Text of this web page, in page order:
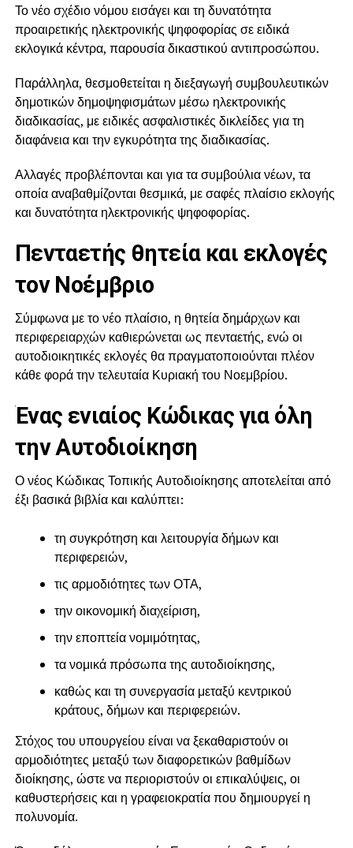
Το νέο σχέδιο νόμου εισάγει και τη δυνατότητα
προαιρετικής ηλεκτρονικής ψηφοφορίας σε ειδικά
εκλογικά κέντρα, παρουσία δικαστικού αντιπροσώπου.
Παράλληλα, θεσμοθετείται η διεξαγωγή συμβουλευτικών
δημοτικών δημοψηφισμάτων μέσω ηλεκτρονικής
διαδικασίας, με ειδικές ασφαλιστικές δικλείδες για τη
διαφάνεια και την εγκυρότητα της διαδικασίας.
Αλλαγές προβλέπονται και για τα συμβούλια νέων, τα
οποία αναβαθμίζονται θεσμικά, με σαφές πλαίσιο εκλογής
και δυνατότητα ηλεκτρονικής ψηφοφορίας.
Πενταετής θητεία και εκλογές
τον Νοέμβριο
Σύμφωνα με το νέο πλαίσιο, η θητεία δημάρχων και
περιφερειαρχών καθιερώνεται ως πενταετής, ενώ οι
αυτοδιοικητικές εκλογές θα πραγματοποιούνται πλέον
κάθε φορά την τελευταία Κυριακή του Νοεμβρίου.
Ένας ενιαίος Κώδικας για όλη
την Αυτοδιοίκηση
Ο νέος Κώδικας Τοπικής Αυτοδιοίκησης αποτελείται από
έξι βασικά βιβλία και καλύπτει:
τη συγκρότηση και λειτουργία δήμων και
περιφερειών,
τις αρμοδιότητες των ΟΤΑ,
την οικονομική διαχείριση,
την εποπτεία νομιμότητας,
τα νομικά πρόσωπα της αυτοδιοίκησης,
καθώς και τη συνεργασία μεταξύ κεντρικού
κράτους, δήμων και περιφερειών.
Στόχος του υπουργείου είναι να ξεκαθαριστούν οι
αρμοδιότητες μεταξύ των διαφορετικών βαθμίδων
διοίκησης, ώστε να περιοριστούν οι επικαλύψεις, οι
καθυστερήσεις και η γραφειοκρατία που δημιουργεί η
πολυνομία.